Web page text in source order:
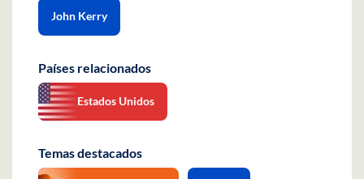
John Kerry
Países relacionados
Estados Unidos
Temas destacados